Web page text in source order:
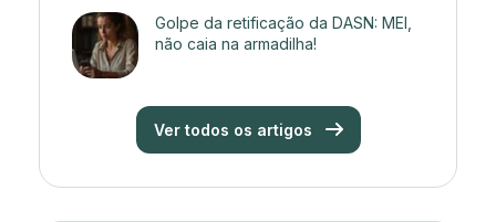
Golpe da retificação da DASN: MEI,
não caia na armadilha!
Ver todos os artigos